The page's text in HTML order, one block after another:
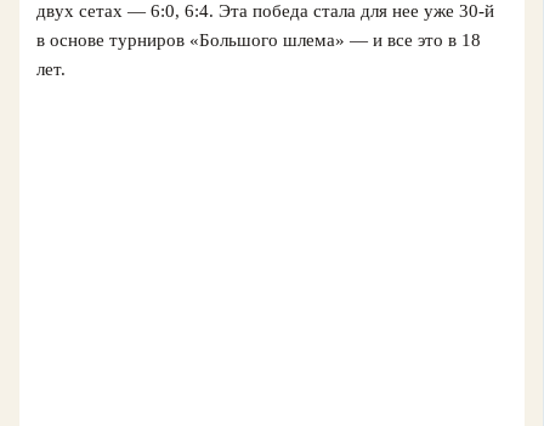
двух сетах — 6:0, 6:4. Эта победа стала для нее уже 30-й
в основе турниров «Большого шлема» — и все это в 18
лет.